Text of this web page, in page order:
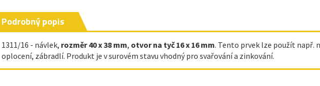
Podrobný popis
1311/16 - návlek, rozměr 40 x 38 mm, otvor na tyč 16 x 16 mm. Tento prvek lze použít např.
oplocení, zábradlí. Produkt je v surovém stavu vhodný pro svařování a zinkování.